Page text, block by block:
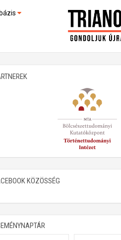
(feltöltés alatt)
KÖZÖSSÉG